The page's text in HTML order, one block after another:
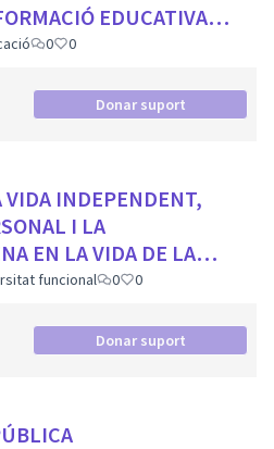
EDUCATIVA
DE LA CIUTAT
0 0
Donar suport
VIDA INDEPENDENT,
I LA
EN LA VIDA DE LA
funcional 0 0
Donar suport